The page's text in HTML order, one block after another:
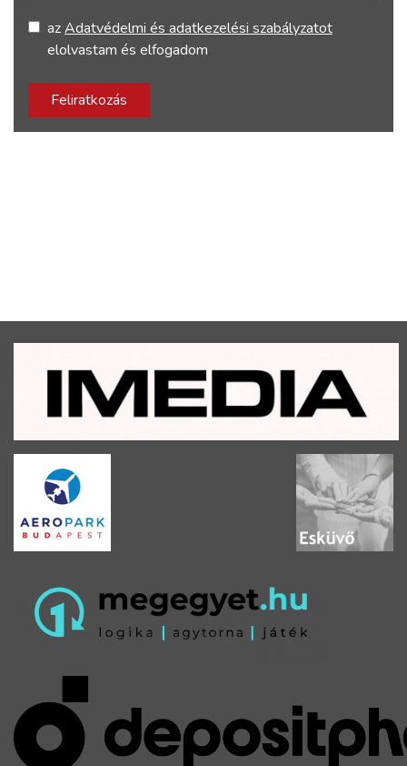
azAdatvédelmi és adatkezelési szabályzatot
elolvastam és elfogadom
Feliratkozás